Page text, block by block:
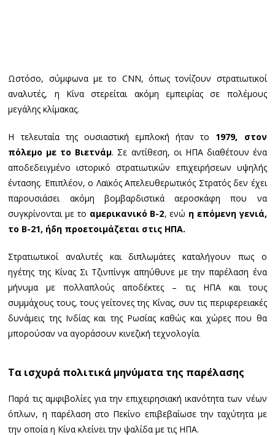
Ωστόσο, σύμφωνα με το CNN, όπως τονίζουν στρατιωτικοί
αναλυτές, η Κίνα στερείται ακόμη εμπειρίας σε πολέμους
μεγάλης κλίμακας.
Η τελευταία της ουσιαστική εμπλοκή ήταν το 1979, στον
πόλεμο με το Βιετνάμ. Σε αντίθεση, οι ΗΠΑ διαθέτουν ένα
αποδεδειγμένο ιστορικό στρατιωτικών επιχειρήσεων υψηλής
έντασης. Επιπλέον, ο Λαϊκός Απελευθερωτικός Στρατός δεν έχει
παρουσιάσει ακόμη βομβαρδιστικά αεροσκάφη που να
συγκρίνονται με το αμερικανικό B-2, ενώ η επόμενη γενιά,
το B-21, ήδη προετοιμάζεται στις ΗΠΑ.
Στρατιωτικοί αναλυτές και διπλωμάτες καταλήγουν πως ο
ηγέτης της Κίνας Σι Τζινπίνγκ απηύθυνε με την παρέλαση ένα
μήνυμα με πολλαπλούς αποδέκτες – τις ΗΠΑ και τους
συμμάχους τους, τους γείτονες της Κίνας, συν τις περιφερειακές
δυνάμεις της Ινδίας και της Ρωσίας καθώς και χώρες που θα
μπορούσαν να αγοράσουν κινεζική τεχνολογία.
Τα ισχυρά πολιτικά μηνύματα της παρέλασης
Παρά τις αμφιβολίες για την επιχειρησιακή ικανότητα των νέων
όπλων, η παρέλαση στο Πεκίνο επιβεβαίωσε την ταχύτητα με
την οποία η Κίνα κλείνει την ψαλίδα με τις ΗΠΑ.